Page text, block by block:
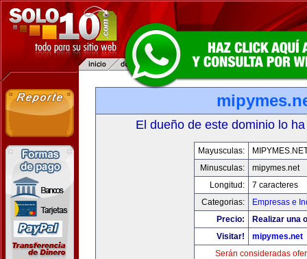
El dueño de este dominio lo
Mayusculas:
Minusculas:
mipymes.net
Longitud:
7 caracteres
Categorias:
Empresas e
Precio:
Realizar una
Visitar!
mipymes.net
Serán consideradas